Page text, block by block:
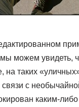
можем увидеть,
на таких
с
каким-